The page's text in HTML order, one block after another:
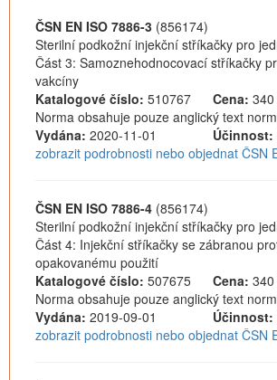
ČSN EN ISO 7886-3 (856174)
Sterilní podkožní injekční stříkačky pro
Část 3: Samoznehodnocovací stříkačky
vakcíny
Katalogové číslo: 510767 Cena:
Norma obsahuje pouze anglický text
Vydána: 2020-11-01 Účinnost:
zobrazit podrobnosti nebo objednat ČSN
ČSN EN ISO 7886-4 (856174)
Sterilní podkožní injekční stříkačky pro
Část 4: Injekční stříkačky se zábranou
opakovanému použití
Katalogové číslo: 507675 Cena:
Norma obsahuje pouze anglický text
Vydána: 2019-09-01 Účinnost:
zobrazit podrobnosti nebo objednat ČSN